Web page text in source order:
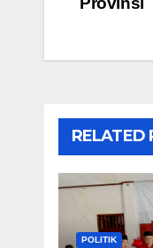
RELATED
POLITIK